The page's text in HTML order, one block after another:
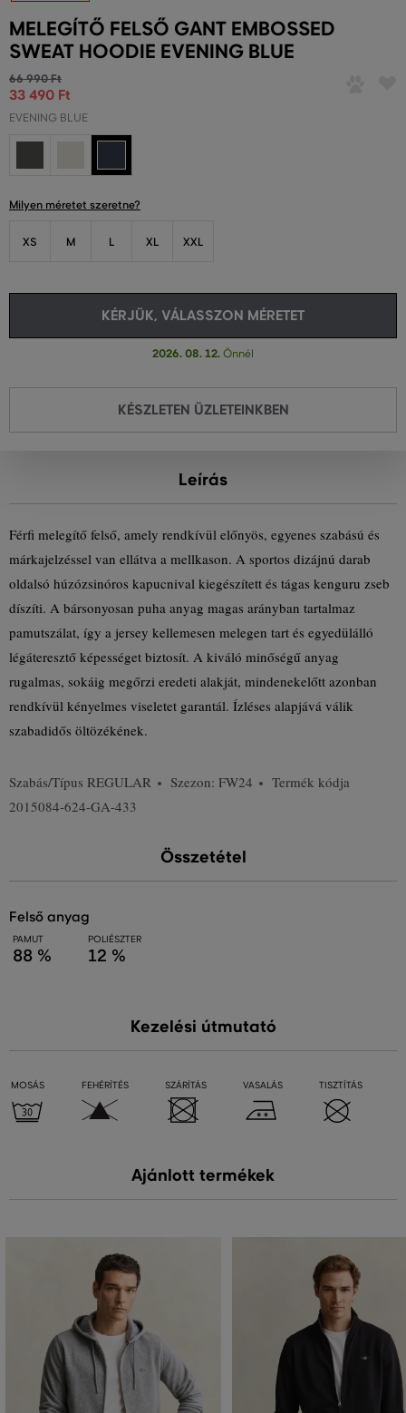
MELEGÍTŐ FELSŐ GANT EMBOSSED
SWEAT HOODIE EVENING BLUE
66 990 Ft
33 490 Ft
EVENING BLUE
Milyen méretet szeretne?
XS M L XL XXL
KÉRJÜK, VÁLASSZON MÉRETET
2026. 08. 12. Önnél
KÉSZLETEN ÜZLETEINKBEN
Leírás
Férfi melegítő felső, amely rendkívül előnyös, egyenes szabású és
márkajelzéssel van ellátva a mellkason. A sportos dizájnú darab
oldalsó húzózsinóros kapucnival kiegészített és tágas kenguru zseb
díszíti. A bársonyosan puha anyag magas arányban tartalmaz
pamutszálat, így a jersey kellemesen melegen tart és egyedülálló
légáteresztő képességet biztosít. A kiváló minőségű anyag
rugalmas, sokáig megőrzi eredeti alakját, mindenekelőtt azonban
rendkívül kényelmes viseletet garantál. Ízléses alapjává válik
szabadidős öltözékének.
Szabás/Típus REGULAR Szezon: FW24
Termék kódja
2015084-624-GA-433
Összetétel
felső anyag
PAMUT
88 %
POLIÉSZTER
12 %
Kezelési útmutató
MOSÁS FEHÉRÍTÉS SZÁRÍTÁS VASALÁS TISZTÍTÁS
Ajánlott termékek